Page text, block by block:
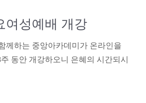
여성예배 개강
께하는 중앙아카데미가 온라인을
동안 개강하오니 은혜의 시간되시